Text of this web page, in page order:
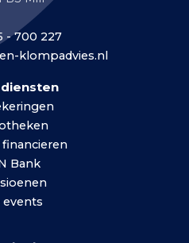
- 700 227
klompadvies.nl
diensten
financieren
Bank
events